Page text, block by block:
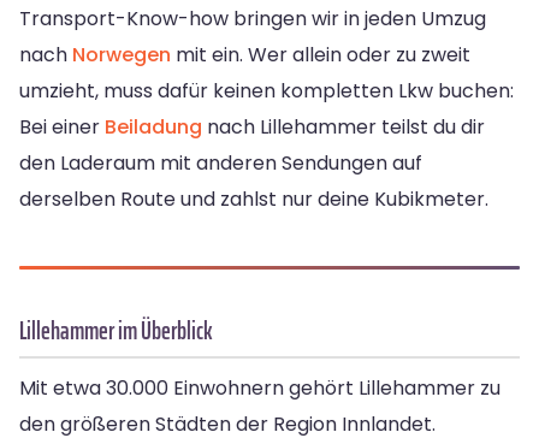
Transport-Know-how bringen wir in jeden Umzug
nach Norwegen mit ein. Wer allein oder zu zweit
umzieht, muss dafür keinen kompletten Lkw buchen:
Bei einer Beiladung nach Lillehammer teilst du dir
den Laderaum mit anderen Sendungen auf
derselben Route und zahlst nur deine Kubikmeter.
Lillehammer im Überblick
Mit etwa 30.000 Einwohnern gehört Lillehammer zu
den größeren Städten der Region Innlandet.